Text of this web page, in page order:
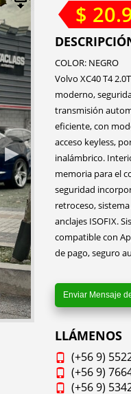
$
COLOR: NEGRO
Volvo XC40 T4
moderno,
transmisión
eficiente, con
acceso keyless,
inalámbrico.
memoria para el
seguridad
retroceso,
anclajes ISOFIX.
compatible con
de pago, seguro
Enviar Mensaje
LLÁMENOS
(+56 9)
(+56 9)
(+56 9)